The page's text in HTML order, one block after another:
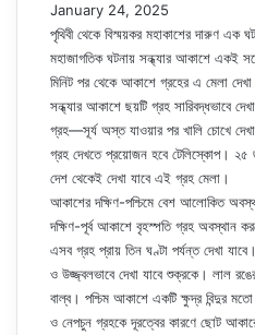
January 24, 2025
পৃথিবী থেকে বিস্ময়কর মহাকাশের দারুণ
মহাজাগতিক ঘটনায় সন্ধ্যার আকাশে একই
মিনিট পর থেকে আকাশে গ্রহের এ মেলা দেখা
সন্ধ্যার আকাশে ছয়টি গ্রহ সারিবদ্ধভাবে
গ্রহ—সূর্য অস্ত যাওয়ার পর খালি চোখে
গ্রহ দেখতে প্রয়োজন হবে টেলিস্কোপ। ২৫
দেশ থেকেই দেখা যাবে এই গ্রহ মেলা।
আকাশের দক্ষিণ-পশ্চিমে বেশ আলোকিত
দক্ষিণ-পূর্ব আকাশে বৃহস্পতি গ্রহ অবস্থান
এসব গ্রহ প্রায় তিন ঘণ্টা পর্যন্ত দেখা
ও উজ্জ্বলভাবে দেখা যাবে শুক্রকে। লাল
বাল্ব। পশ্চিম আকাশে একটি ক্ষুদ্র বিন্দুর
ও নেপচুন গ্রহকে দূরত্বের কারণে ছোট